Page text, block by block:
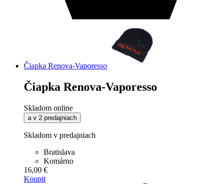
Čiapka Renova-Vaporesso
Čiapka Renova-Vaporesso
Skladom online
a v 2 predajniach
Skladom v predajniach
Bratislava
Komárno
16,00 €
Koupit